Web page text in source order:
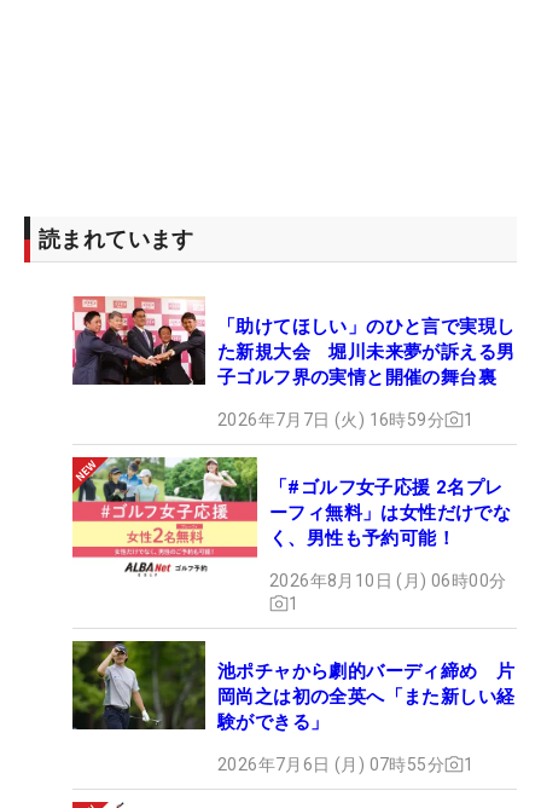
読まれています
「助けてほしい」のひと言で実現し
た新規大会 堀川未来夢が訴える男
子ゴルフ界の実情と開催の舞台裏
2026年7月7日 (火) 16時59分 1
「#ゴルフ女子応援 2名プレ
ーフィ無料」は女性だけでな
く、男性も予約可能！
2026年8月10日 (月) 06時00分
1
池ポチャから劇的バーディ締め 片
岡尚之は初の全英へ「また新しい経
験ができる」
2026年7月6日 (月) 07時55分 1